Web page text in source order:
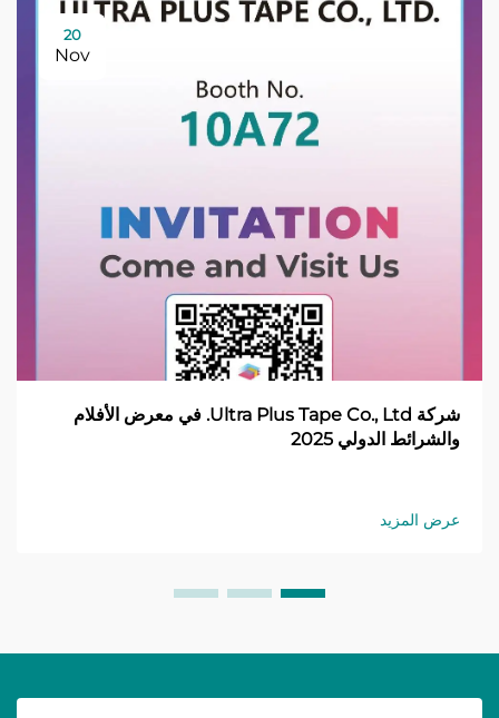
20
Nov
شركة Ultra Plus Tape Co., Ltd. في معرض الأفلام
والشرائط الدولي 2025
عرض المزيد